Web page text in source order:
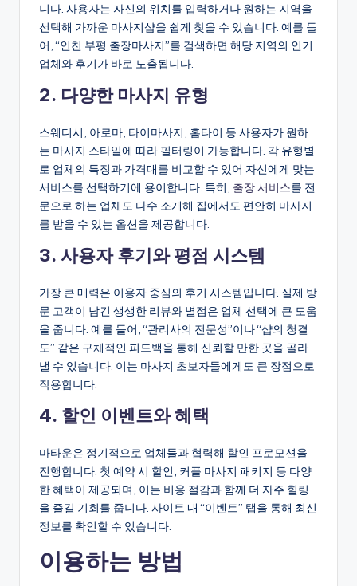
니다. 사용자는 자신의 위치를 입력하거나 원하는 지역을
선택해 가까운 마사지샵을 쉽게 찾을 수 있습니다. 예를 들
어, “인천 부평 출장마사지”를 검색하면 해당 지역의 인기
업체와 후기가 바로 노출됩니다.
2. 다양한 마사지 유형
스웨디시, 아로마, 타이마사지, 홈타이 등 사용자가 원하
는 마사지 스타일에 따라 필터링이 가능합니다. 각 유형별
로 업체의 특징과 가격대를 비교할 수 있어 자신에게 맞는
서비스를 선택하기에 용이합니다. 특히, 출장 서비스를 전
문으로 하는 업체도 다수 소개해 집에서도 편안히 마사지
를 받을 수 있는 옵션을 제공합니다.
3. 사용자 후기와 평점 시스템
가장 큰 매력은 이용자 중심의 후기 시스템입니다. 실제 방
문 고객이 남긴 생생한 리뷰와 별점은 업체 선택에 큰 도움
을 줍니다. 예를 들어, “관리사의 전문성”이나 “샵의 청결
도” 같은 구체적인 피드백을 통해 신뢰할 만한 곳을 골라
낼 수 있습니다. 이는 마사지 초보자들에게도 큰 장점으로
작용합니다.
4. 할인 이벤트와 혜택
마타운은 정기적으로 업체들과 협력해 할인 프로모션을
진행합니다. 첫 예약 시 할인, 커플 마사지 패키지 등 다양
한 혜택이 제공되며, 이는 비용 절감과 함께 더 자주 힐링
을 즐길 기회를 줍니다. 사이트 내 “이벤트” 탭을 통해 최신
정보를 확인할 수 있습니다.
이용하는 방법